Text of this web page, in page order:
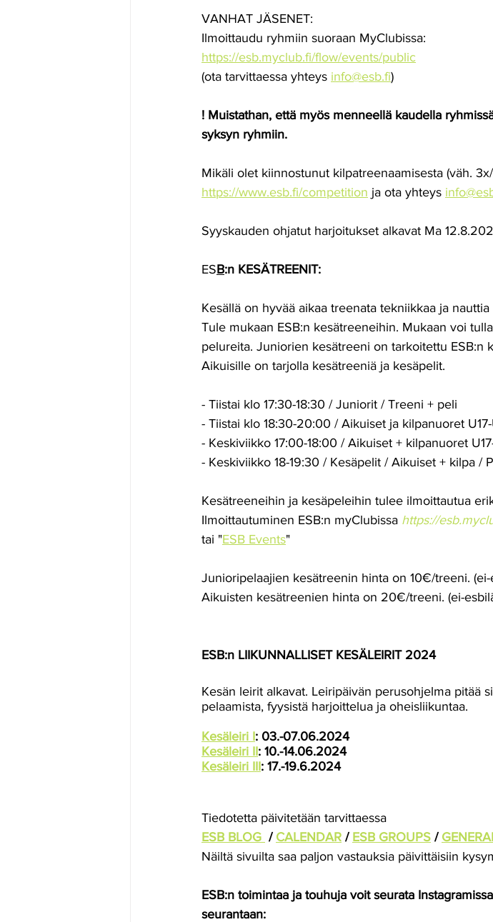
VANHAT JÄSENET:
Ilmoittaudu ryhmiin suoraan MyClubissa:
https://esb.myclub.fi/flow/events/public
(ota tarvittaessa yhteys info@esb.fi)
! Muistathan, että myös menneellä kaudella
syksyn ryhmiin.
Mikäli olet kiinnostunut kilpatreenaamisesta (väh.
https://www.esb.fi/competition ja ota yhteys
Syyskauden ohjatut harjoitukset alkavat Ma
ESB:n KESÄTREENIT:
Kesällä on hyvää aikaa treenata tekniikkaa ja
Tule mukaan ESB:n kesätreeneihin. Mukaan voi
pelureita. Juniorien kesätreeni on tarkoitettu ESB:n
Aikuisille on tarjolla kesätreeniä ja kesäpelit.
- Tiistai klo 17:30-18:30 / Juniorit / Treeni + peli
- Tiistai klo 18:30-20:00 / Aikuiset ja kilpanuoret
- Keskiviikko 17:00-18:00 / Aikuiset + kilpanuoret
- Keskiviikko 18-19:30 / Kesäpelit / Aikuiset + kilpa /
Kesätreeneihin ja kesäpeleihin tulee ilmoittautua
Ilmoittautuminen ESB:n myClubissa https://
tai "ESB Events"
Junioripelaajien kesätreenin hinta on 10€/treeni. (ei-
Aikuisten kesätreenien hinta on 20€/treeni. (ei-
ESB:n LIIKUNNALLISET KESÄLEIRIT 2024
Kesän leirit alkavat. Leiripäivän perusohjelma pitää
pelaamista, fyysistä harjoittelua ja oheisliikuntaa.
Kesäleiri I: 03.-07.06.2024
Kesäleiri II: 10.-14.06.2024
Kesäleiri III: 17.-19.6.2024
Tiedotetta päivitetään tarvittaessa
ESB BLOG / CALENDAR / ESB GROUPS /
Näiltä sivuilta saa paljon vastauksia päivittäisiin
ESB:n toimintaa ja touhuja voit seurata
seurantaan: